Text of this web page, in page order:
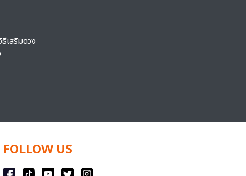
เสริมดวง
FOLLOW US